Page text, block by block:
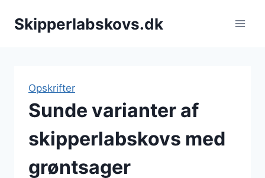
Skipperlabskovs.dk
Opskrifter
Sunde varianter af
skipperlabskovs med
grøntsager